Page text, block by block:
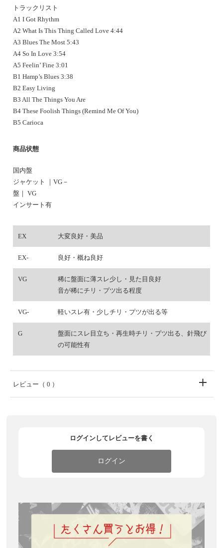
トラックリスト
A1 I Got Rhythm
A2 What Is This Thing Called Love 4:44
A3 Blues The Most 5:43
A4 So In Love 3:54
A5 Feelin’ Fine 3:01
B1 Hamp’s Blues 3:38
B2 Easy Living
B3 All The Things You Are
B4 These Foolish Things (Remind Me Of You)
B5 Carioca
商品状態
国内盤
ジャケット ｜VG－
盤｜ VG
インサート有
EX 大変良好・美品
EX- 良好・概ね良好
VG
稀に盤面に薄スレ少し・見た目良好
音が稀にチリ・プツ出る程度
VG- 軽いスレ有・少しチリ・プツが出る等
G
盤面にスレ目立ち・再生時チリ・プツ出る、針飛び
の可能性有
レビュー （ 0 ）
ログインしてレビューを書く
ログイン